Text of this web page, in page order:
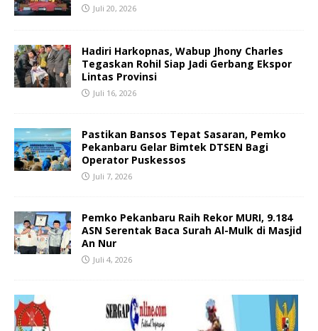
Juli 20, 2026
Hadiri Harkopnas, Wabup Jhony Charles
Tegaskan Rohil Siap Jadi Gerbang Ekspor
Lintas Provinsi
Juli 16, 2026
Pastikan Bansos Tepat Sasaran, Pemko
Pekanbaru Gelar Bimtek DTSEN Bagi
Operator Puskessos
Juli 7, 2026
Pemko Pekanbaru Raih Rekor MURI, 9.184
ASN Serentak Baca Surah Al-Mulk di Masjid
An Nur
Juli 4, 2026